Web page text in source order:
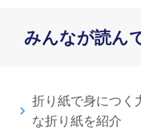
みんなが読ん
折り紙で身につく
な折り紙を紹介